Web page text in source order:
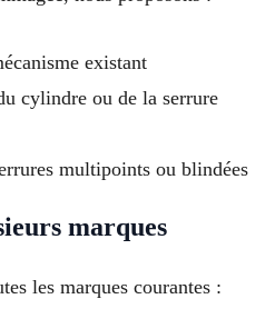
existant
cylindre ou de la serrure
multipoints ou blindées
marques
les marques courantes :